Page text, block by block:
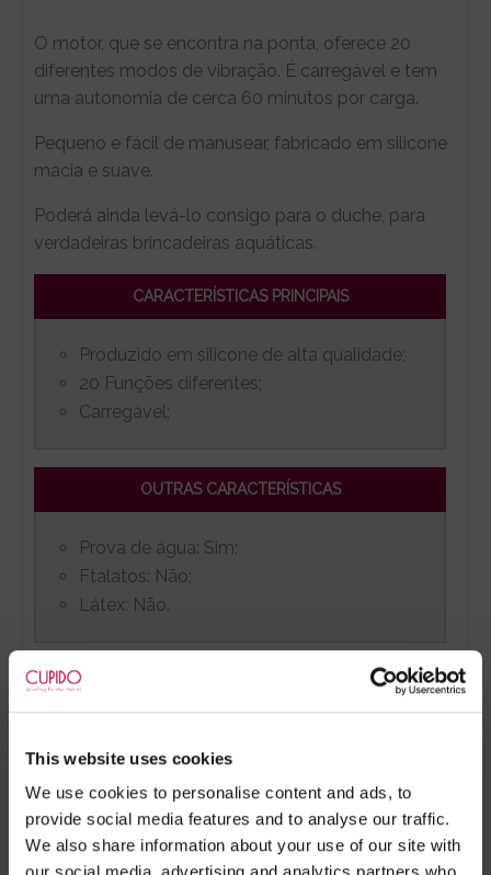
This website uses cookies
We use cookies to personalise content and ads, to
provide social media features and to analyse our traffic.
We also share information about your use of our site with
O motor, que se encontra na ponta, oferece 20
diferentes modos de vibração. É carregável e tem
uma autonomia de cerca 60 minutos por carga.
Pequeno e fácil de manusear, fabricado em silicone
macia e suave.
Poderá ainda levá-lo consigo para o duche, para
verdadeiras brincadeiras aquáticas.
CARACTERÍSTICAS PRINCIPAIS
Produzido em silicone de alta qualidade;
20 Funções diferentes;
Carregável;
OUTRAS CARACTERÍSTICAS
Prova de água: Sim;
Ftalatos: Não;
Látex: Não.
ALIMENTAÇÃO